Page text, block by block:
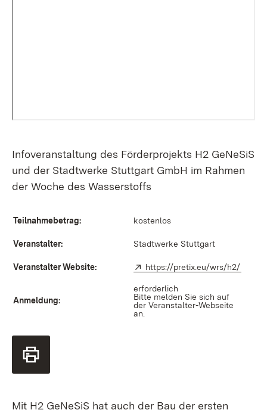
Infoveranstaltung des Förderprojekts H2 GeNeSiS
und der Stadtwerke Stuttgart GmbH im Rahmen
der Woche des Wasserstoffs
Teilnahmebetrag: kostenlos
Veranstalter: Stadtwerke Stuttgart
Veranstalter Website: Extern:
https://pretix.eu/wrs/h2/
Anmeldung:
erforderlich
Bitte melden Sie sich auf
der Veranstalter-Webseite
an.
Mit H2 GeNeSiS hat auch der Bau der ersten